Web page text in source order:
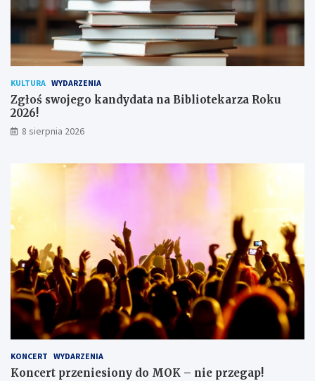
o
n
i
ó
w
KULTURA WYDARZENIA
Zgłoś swojego kandydata na Bibliotekarza Roku
2026!
8 sierpnia 2026
KONCERT WYDARZENIA
Koncert przeniesiony do MOK – nie przegap!